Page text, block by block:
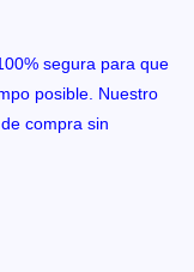
segura para que
posible. Nuestro
compra sin